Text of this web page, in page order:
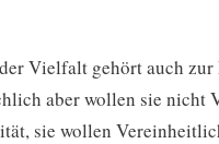
Vielfalt gehört auch
aber wollen sie nicht
sie wollen